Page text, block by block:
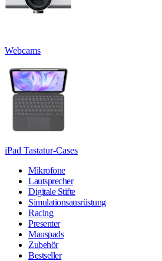
Webcams
iPad Tastatur-Cases
Mikrofone
Lautsprecher
Digitale Stifte
Simulationsausrüstung
Racing
Presenter
Mauspads
Zubehör
Bestseller